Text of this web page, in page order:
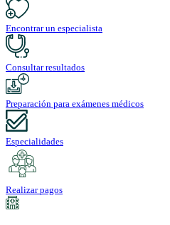
Encontrar un especialista
Consultar resultados
Preparación para exámenes médicos
Especialidades
Realizar pagos